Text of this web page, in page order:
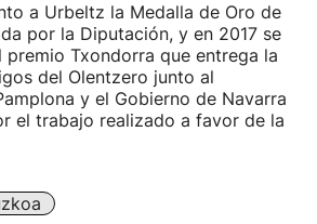
a Urbeltz la Medalla de Oro de
por la Diputación, y en 2017 se
premio Txondorra que entrega la
del Olentzero junto al
y el Gobierno de Navarra
el trabajo realizado a favor de la